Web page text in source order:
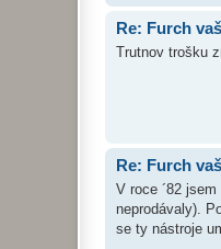
Re: Furch
Trutnov trošku
Re: Furch
V roce ´82
neprodávaly).
se ty nástroje